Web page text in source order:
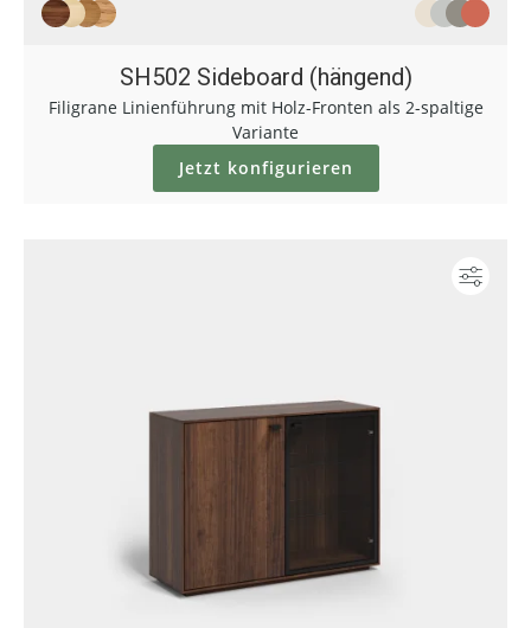
SH502 Sideboard (hängend)
Filigrane Linienführung mit Holz-Fronten als 2-spaltige
Variante
Jetzt konfigurieren